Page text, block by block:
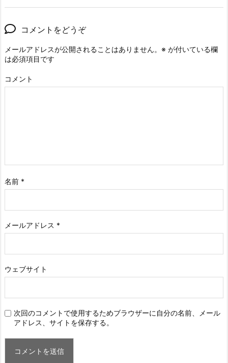
コメントをどうぞ
メールアドレスが公開されることはありません。 ※ が付いている欄
は必須項目です
コメント
名前 *
メールアドレス *
ウェブサイト
次回のコメントで使用するためブラウザーに自分の名前、メール
アドレス、サイトを保存する。